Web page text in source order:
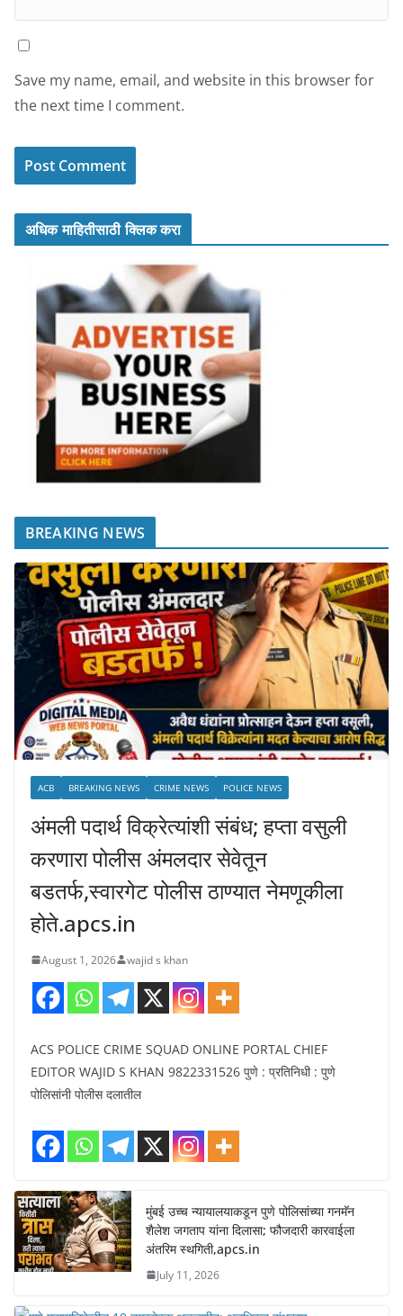
Save my name, email, and website in this browser for
the next time I comment.
अधिक माहितीसाठी क्लिक करा
BREAKING NEWS
ACB BREAKING NEWS CRIME NEWS POLICE NEWS
अंमली पदार्थ विक्रेत्यांशी संबंध; हप्ता वसुली
करणारा पोलीस अंमलदार सेवेतून
बडतर्फ,स्वारगेट पोलीस ठाण्यात नेमणूकीला
होते.apcs.in
August 1, 2026 wajid s khan
ACS POLICE CRIME SQUAD ONLINE PORTAL CHIEF
EDITOR WAJID S KHAN 9822331526 पुणे : प्रतिनिधी : पुणे
पोलिसांनी पोलीस दलातील
मुंबई उच्च न्यायालयाकडून पुणे पोलिसांच्या गनमॅन
शैलेश जगताप यांना दिलासा; फौजदारी कारवाईला
अंतरिम स्थगिती,apcs.in
July 11, 2026